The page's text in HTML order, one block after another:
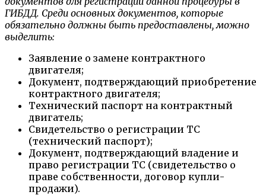
ГИБДД. Среди основных документов, которые
обязательно должны быть предоставлены, можно
выделить:
Заявление о замене контрактного
двигателя;
Документ, подтверждающий приобретение
контрактного двигателя;
Технический паспорт на контрактный
двигатель;
Свидетельство о регистрации ТС
(технический паспорт);
Документ, подтверждающий владение и
право регистрации ТС (свидетельство о
праве собственности, договор купли-
продажи).